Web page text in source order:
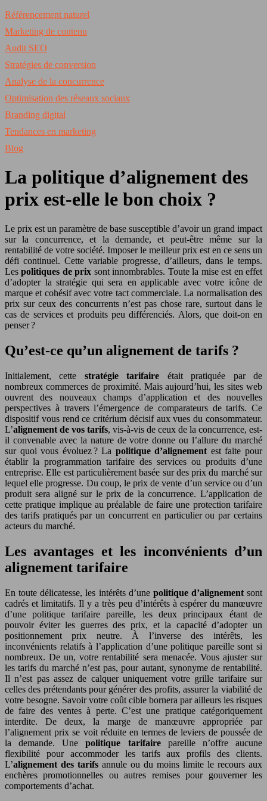
Référencement naturel
Marketing de contenu
Audit SEO
Stratégies de conversion
Analyse de la concurrence
Optimisation des réseaux sociaux
Branding digital
Tendances en marketing
Blog
La politique d’alignement des
prix est-elle le bon choix ?
Le prix est un paramètre de base susceptible d’avoir un grand impact
sur la concurrence, et la demande, et peut-être même sur la
rentabilité de votre société. Imposer le meilleur prix est en ce sens un
défi continuel. Cette variable progresse, d’ailleurs, dans le temps.
Lespolitiques de prix sont innombrables. Toute la mise est en effet
d’adopter la stratégie qui sera en applicable avec votre icône de
marque et cohésif avec votre tact commerciale. La normalisation des
prix sur ceux des concurrents n’est pas chose rare, surtout dans le
cas de services et produits peu différenciés. Alors, que doit-on en
penser ?
Qu’est-ce qu’un alignement de tarifs ?
Initialement, cette stratégie tarifaire était pratiquée par de
nombreux commerces de proximité. Mais aujourd’hui, les sites web
ouvrent des nouveaux champs d’application et des nouvelles
perspectives à travers l’émergence de comparateurs de tarifs. Ce
dispositif vous rend ce critérium décisif aux vues du consommateur.
L’alignement de vos tarifs, vis-à-vis de ceux de la concurrence, est-
il convenable avec la nature de votre donne ou l’allure du marché
sur quoi vous évoluez ? La politique d’alignement est faite pour
établir la programmation tarifaire des services ou produits d’une
entreprise. Elle est particulièrement basée sur des prix du marché sur
lequel elle progresse. Du coup, le prix de vente d’un service ou d’un
produit sera aligné sur le prix de la concurrence. L’application de
cette pratique implique au préalable de faire une protection tarifaire
des tarifs pratiqués par un concurrent en particulier ou par certains
acteurs du marché.
Les avantages et les inconvénients d’un
alignement tarifaire
En toute délicatesse, les intérêts d’une politique d’alignementsont
cadrés et limitatifs. Il y a très peu d’intérêts à espérer du manœuvre
d’une politique tarifaire pareille, les deux principaux étant de
pouvoir éviter les guerres des prix, et la capacité d’adopter un
positionnement prix neutre. À l’inverse des intérêts, les
inconvénients relatifs à l’application d’une politique pareille sont si
nombreux. De un, votre rentabilité sera menacée. Vous ajuster sur
les tarifs du marché n’est pas, pour autant, synonyme de rentabilité.
Il n’est pas assez de calquer uniquement votre grille tarifaire sur
celles des prétendants pour générer des profits, assurer la viabilité de
votre besogne. Savoir votre coût cible bornera par ailleurs les risques
de faire des ventes à perte. C’est une pratique catégoriquement
interdite. De deux, la marge de manœuvre appropriée par
l’alignement prix se voit réduite en termes de leviers de poussée de
la demande. Unepolitique tarifairepareille n’offre aucune
flexibilité pour accommoder les tarifs aux profils des clients.
L’alignement des tarifs annule ou du moins limite le recours aux
enchères promotionnelles ou autres remises pour gouverner les
comportements d’achat.